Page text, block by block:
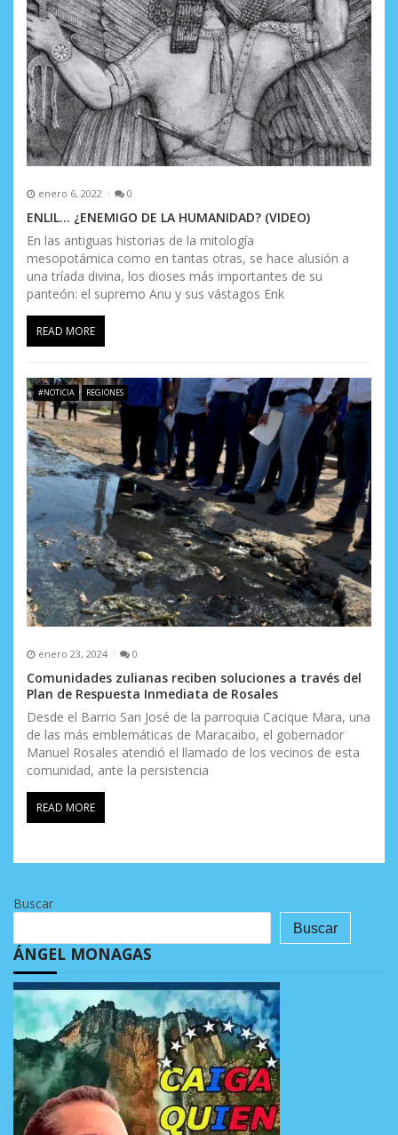
enero 6, 2022 0
ENLIL… ¿ENEMIGO DE LA HUMANIDAD? (VIDEO)
En las antiguas historias de la mitología
mesopotámica como en tantas otras, se hace alusión a
una tríada divina, los dioses más importantes de su
panteón: el supremo Anu y sus vástagos Enk
READ MORE
#NOTICIA REGIONES
enero 23, 2024 0
Comunidades zulianas reciben soluciones a través del
Plan de Respuesta Inmediata de Rosales
Desde el Barrio San José de la parroquia Cacique Mara, una
de las más emblemáticas de Maracaibo, el gobernador
Manuel Rosales atendió el llamado de los vecinos de esta
comunidad, ante la persistencia
READ MORE
Buscar
Buscar
ÁNGEL MONAGAS